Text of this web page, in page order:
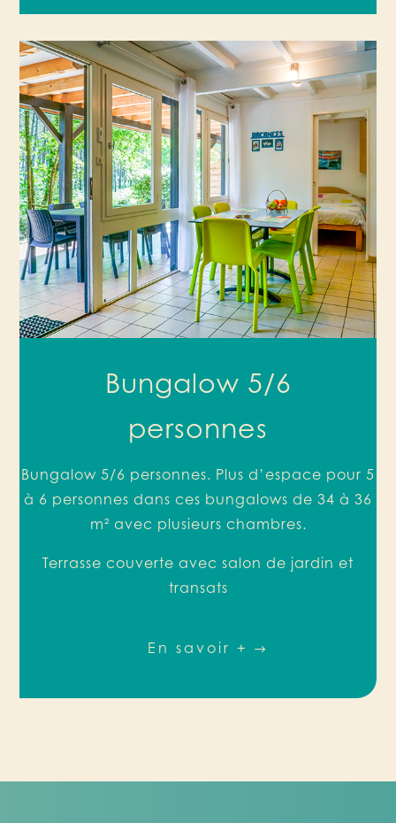
Bungalow 5/6
personnes
Bungalow 5/6 personnes. Plus d’espace pour 5
à 6 personnes dans ces bungalows de 34 à 36
m² avec plusieurs chambres.
Terrasse couverte avec salon de jardin et
transats
En savoir +